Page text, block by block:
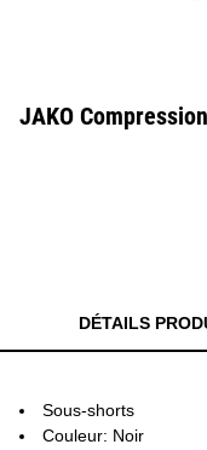
JAKO
DÉTAILS
Sous-shorts
Couleur: Noir